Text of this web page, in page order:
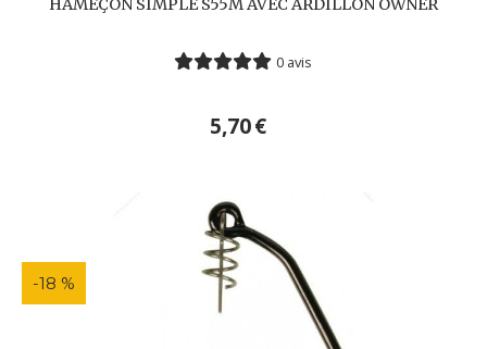
HAMEÇON SIMPLE S55M AVEC ARDILLON OWNER
0 avis
5,70€
-18 %